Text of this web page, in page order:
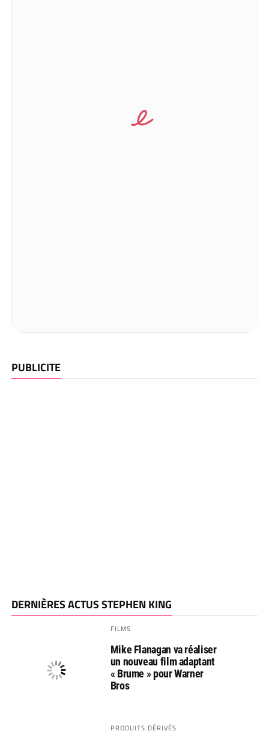
PUBLICITE
DERNIÈRES ACTUS STEPHEN KING
FILMS
Mike Flanagan va réaliser
un nouveau film adaptant
« Brume » pour Warner
Bros
PRODUITS DÉRIVÉS